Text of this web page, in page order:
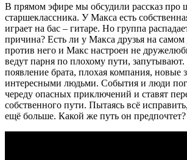
В прямом эфире мы обсудили рассказ про
старшеклассника. У Макса есть
играет на бас – гитаре. Но группа
причина? Есть ли у Макса друзья на
против него и Макс настроен не
ведут парня по плохому пути, запутывают.
появление брата, плохая компания, новые
интересными людьми. События и люди
череду опасных приключений и ставят
собственного пути. Пытаясь всё
ещё больше. Какой же путь он предпочтет?